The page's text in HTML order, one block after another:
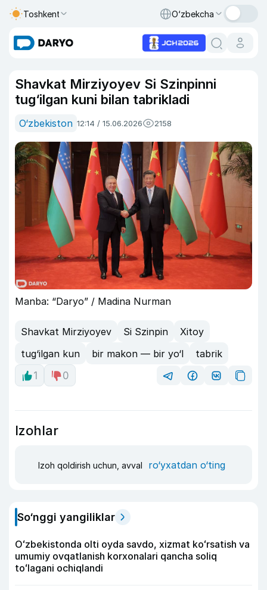
Toshkent O‘zbekcha
Shavkat Mirziyoyev Si Szinpinni
tug‘ilgan kuni bilan tabrikladi
O‘zbekiston 12:14 / 15.06.2026 2158
Manba: “Daryo” / Madina Nurman
Shavkat Mirziyoyev Si Szinpin
Xitoy
tug‘ilgan kun
bir makon — bir yo‘l
tabrik
1
0
Izohlar
Izoh qoldirish uchun, avval ro‘yxatdan o‘ting
So‘nggi yangiliklar
Oʻzbekistonda olti oyda savdo, xizmat koʻrsatish va
umumiy ovqatlanish korxonalari qancha soliq
toʻlagani ochiqlandi